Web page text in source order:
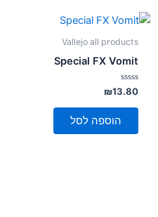
Vallejo all products
Special FX Vomit
דורג
0
מתוך
₪13.80
הוספה לסל